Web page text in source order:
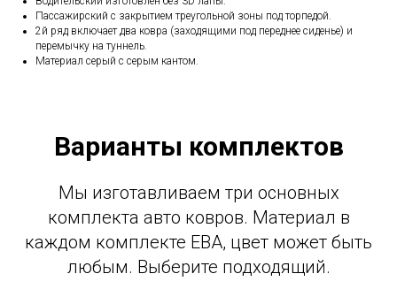
Пассажирский с закрытием треугольной зоны под торпедой.
2й ряд включает два ковра (заходящими под переднее сиденье) и
перемычку на туннель.
Материал серый с серым кантом.
Варианты комплектов
Мы изготавливаем три основных
комплекта авто ковров. Материал в
каждом комплекте ЕВА, цвет может быть
любым. Выберите подходящий.